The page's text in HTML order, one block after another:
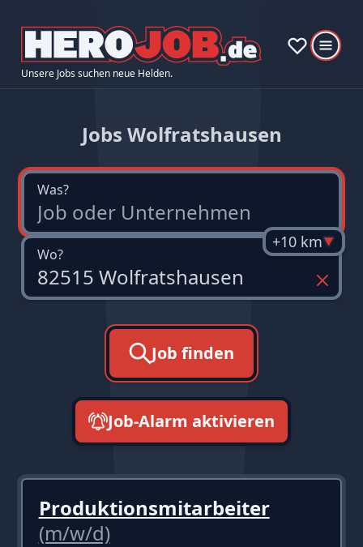
Unsere Jobs suchen neue Helden.
Jobs Wolfratshausen
Was?
Wo?
+10 km
Job finden
Job-Alarm aktivieren
Produktionsmitarbeiter
(m/w/d)